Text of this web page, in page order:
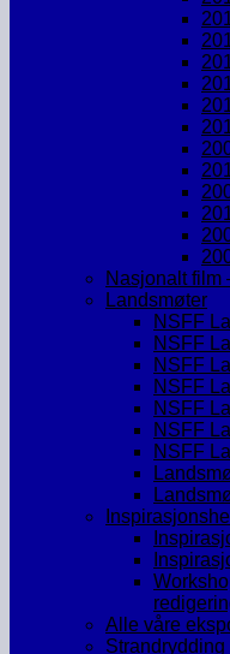
Nasjonalt film
Landsmøter
NSFF
NSFF
NSFF
NSFF
NSFF
NSFF
NSFF
Alle våre
Strandrydding